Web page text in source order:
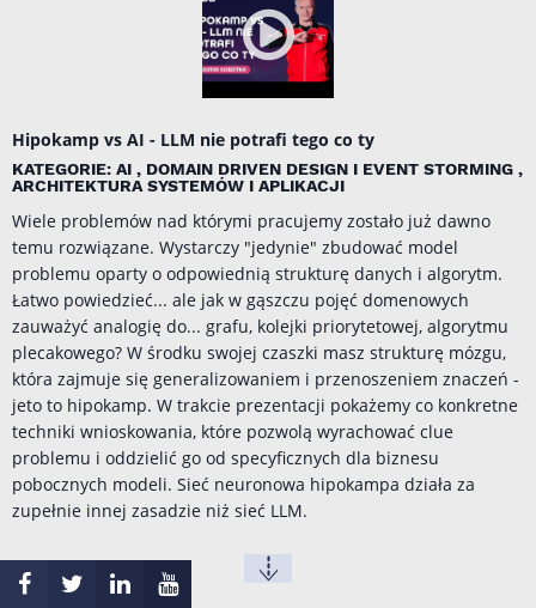
Hipokamp vs AI - LLM nie potrafi tego co ty
KATEGORIE: AI , DOMAIN DRIVEN DESIGN I EVENT STORMING ,
ARCHITEKTURA SYSTEMÓW I APLIKACJI
Wiele problemów nad którymi pracujemy zostało już dawno
temu rozwiązane. Wystarczy "jedynie" zbudować model
problemu oparty o odpowiednią strukturę danych i algorytm.
Łatwo powiedzieć... ale jak w gąszczu pojęć domenowych
zauważyć analogię do... grafu, kolejki priorytetowej, algorytmu
plecakowego? W środku swojej czaszki masz strukturę mózgu,
która zajmuje się generalizowaniem i przenoszeniem znaczeń -
jeto to hipokamp. W trakcie prezentacji pokażemy co konkretne
techniki wnioskowania, które pozwolą wyrachować clue
problemu i oddzielić go od specyficznych dla biznesu
pobocznych modeli. Sieć neuronowa hipokampa działa za
zupełnie innej zasadzie niż sieć LLM.